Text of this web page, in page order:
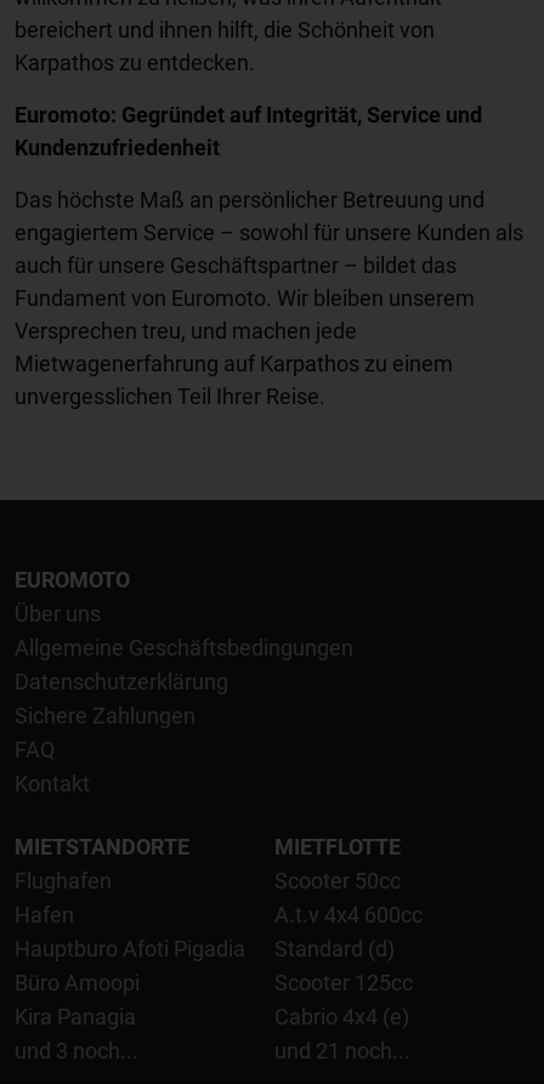
bereichert und ihnen hilft, die Schönheit von
Karpathos zu entdecken.
Euromoto: Gegründet auf Integrität, Service und
Kundenzufriedenheit
Das höchste Maß an persönlicher Betreuung und
engagiertem Service – sowohl für unsere Kunden als
auch für unsere Geschäftspartner – bildet das
Fundament von Euromoto. Wir bleiben unserem
Versprechen treu, und machen jede
Mietwagenerfahrung auf Karpathos zu einem
unvergesslichen Teil Ihrer Reise.
EUROMOTO
Über uns
Allgemeine Geschäftsbedingungen
Datenschutzerklärung
Sichere Zahlungen
FAQ
Kontakt
MIETSTANDORTE
Flughafen
Hafen
Hauptburo Afoti Pigadia
Büro Amoopi
Kira Panagia
und 3 noch...
MIETFLOTTE
Scooter 50cc
A.t.v 4x4 600cc
Standard (d)
Scooter 125cc
Cabrio 4x4 (e)
und 21 noch...